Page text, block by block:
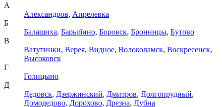
А
Александров, Апрелевка
Б
Балашиха, Барыбино, Боровск, Бронницы, Бутово
В
Ватутинки, Верея, Видное, Волоколамск, Воскресенск,
Высоковск
Г
Голицыно
Д
Дедовск, Дзержинский, Дмитров, Долгопрудный,
Домодедово, Дорохово, Дрезна, Дубна